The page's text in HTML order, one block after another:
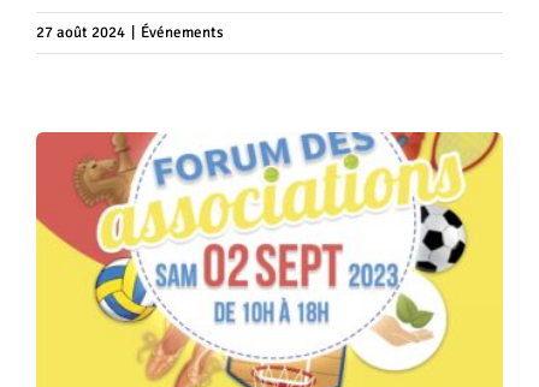
27 août 2024 | Événements